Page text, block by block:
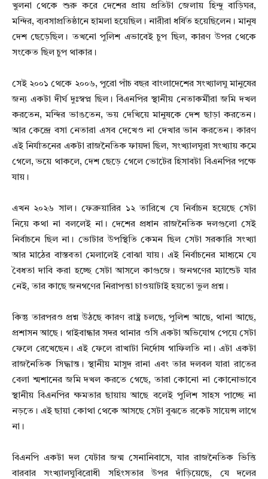
খুলনা থেকে শুরু করে দেশের প্রায় প্রতিটা জেলায় হিন্দু বাড়িঘর,
মন্দির, ব্যবসাপ্রতিষ্ঠানে হামলা হয়েছিল। নারীরা ধর্ষিত হয়েছিলেন। মানুষ
দেশ ছেড়েছিল। তখনো পুলিশ এভাবেই চুপ ছিল, কারণ উপর থেকে
সংকেত ছিল চুপ থাকার।
সেই ২০০১ থেকে ২০০৬, পুরো পাঁচ বছর বাংলাদেশের সংখ্যালঘু মানুষের
জন্য একটা দীর্ঘ দুঃস্বপ্ন ছিল। বিএনপির স্থানীয় নেতাকর্মীরা জমি দখল
করতেন, মন্দির ভাঙতেন, ভয় দেখিয়ে মানুষকে দেশ ছাড়া করতেন।
আর কেন্দ্রে বসা নেতারা এসব দেখেও না দেখার ভান করতেন। কারণ
এই নির্যাতনের একটা রাজনৈতিক ফায়দা ছিল, সংখ্যালঘুরা সংখ্যায় কমে
গেলে, ভয়ে থাকলে, দেশ ছেড়ে গেলে ভোটের হিসাবটা বিএনপির পক্ষে
যায়।
এখন ২০২৬ সাল। ফেব্রুয়ারির ১২ তারিখে যে নির্বাচন হয়েছে সেটা
নিয়ে কথা না বললেই না। দেশের প্রধান রাজনৈতিক দলগুলো সেই
নির্বাচনে ছিল না। ভোটার উপস্থিতি কেমন ছিল সেটা সরকারি সংখ্যা
আর মাঠের বাস্তবতা মেলালেই বোঝা যায়। এই নির্বাচনের মাধ্যমে যে
বৈধতা দাবি করা হচ্ছে সেটা আসলে কাগুজে। জনগণের ম্যান্ডেট যার
নেই, তার কাছে জনগণের নিরাপত্তা চাওয়াটাই হয়তো ভুল প্রশ্ন।
কিন্তু তারপরও প্রশ্ন উঠছে কারণ রাষ্ট্র চলছে, পুলিশ আছে, থানা আছে,
প্রশাসন আছে। গাইবান্ধার সদর থানার ওসি একটা অভিযোগ পেয়ে সেটা
ফেলে রেখেছেন। এই ফেলে রাখাটা নির্দোষ গাফিলতি না। এটা একটা
রাজনৈতিক সিদ্ধান্ত। স্থানীয় মাসুদ রানা এবং তার দলবল যারা রাতের
বেলা শ্মশানের জমি দখল করতে গেছে, তারা কোনো না কোনোভাবে
স্থানীয় বিএনপির ক্ষমতার ছায়ায় আছে বলেই পুলিশ সাহস পাচ্ছে না
নড়তে। এই ছায়া কোথা থেকে আসছে সেটা বুঝতে রকেট সায়েন্স লাগে
না।
বিএনপি একটা দল যেটার জন্ম সেনানিবাসে, যার রাজনৈতিক ভিত্তি
বারবার সংখ্যালঘুবিরোধী সহিংসতার উপর দাঁড়িয়েছে, যে দলের